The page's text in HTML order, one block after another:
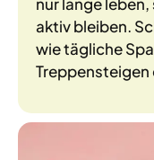
aktiv bleiben.
wie tägliche
Treppensteigen